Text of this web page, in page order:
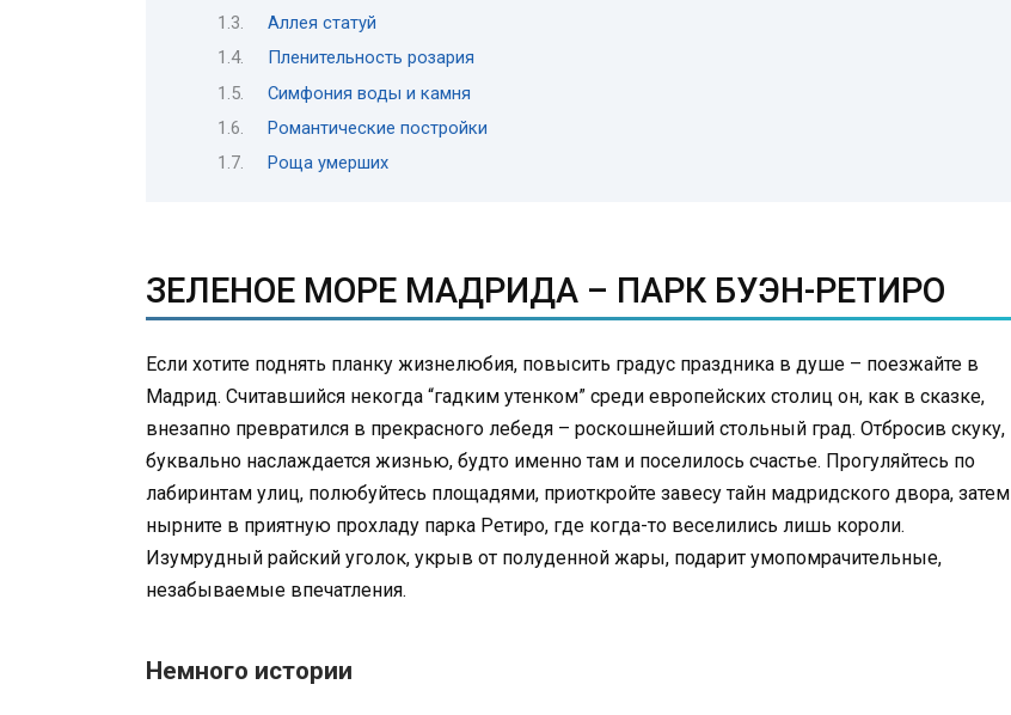
Аллея статуй
Пленительность розария
Симфония воды и камня
Романтические постройки
Роща умерших
ЗЕЛЕНОЕ МОРЕ МАДРИДА – ПАРК БУЭН-РЕТИРО
Если хотите поднять планку жизнелюбия, повысить градус праздника в душе – поезжайте в
Мадрид. Считавшийся некогда “гадким утенком” среди европейских столиц он, как в сказке,
внезапно превратился в прекрасного лебедя – роскошнейший стольный град. Отбросив скуку,
буквально наслаждается жизнью, будто именно там и поселилось счастье. Прогуляйтесь по
лабиринтам улиц, полюбуйтесь площадями, приоткройте завесу тайн мадридского двора, затем
нырните в приятную прохладу парка Ретиро, где когда-то веселились лишь короли.
Изумрудный райский уголок, укрыв от полуденной жары, подарит умопомрачительные,
незабываемые впечатления.
Немного истории